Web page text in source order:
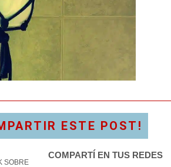
ESTE POST!
SOBRE
COMPARTÍ EN TUS REDES